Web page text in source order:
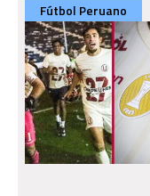
Fútbol Peruano